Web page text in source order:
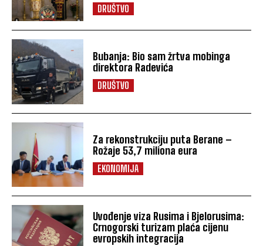
DRUŠTVO
Bubanja: Bio sam žrtva mobinga
direktora Radevića
DRUŠTVO
Za rekonstrukciju puta Berane –
Rožaje 53,7 miliona eura
EKONOMIJA
Uvođenje viza Rusima i Bjelorusima:
Crnogorski turizam plaća cijenu
evropskih integracija